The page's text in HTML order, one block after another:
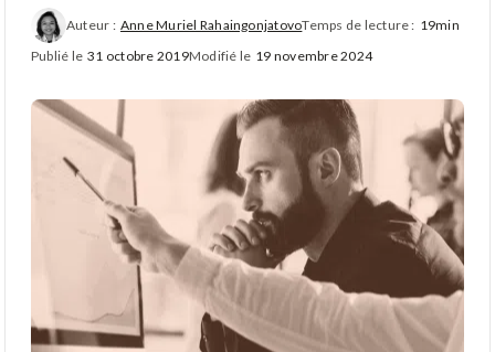
Auteur : Anne Muriel RahaingonjatovoTemps de lecture : 19min
Publié le 31 octobre 2019Modifié le 19 novembre 2024